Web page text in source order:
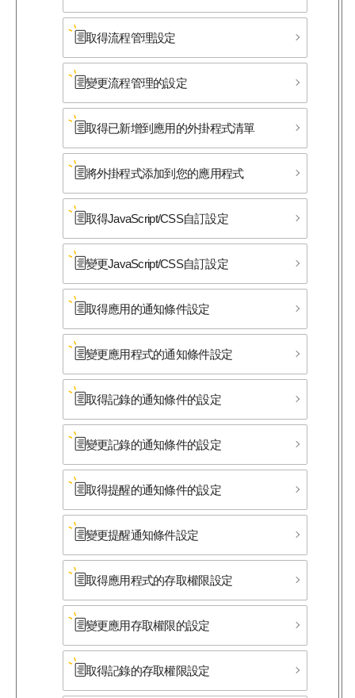
取得流程管理設定
變更流程管理的設定
取得已新增到應用的外掛程式清單
將外掛程式添加到您的應用程式
取得JavaScript/CSS自訂設定
變更JavaScript/CSS自訂設定
取得應用的通知條件設定
變更應用程式的通知條件設定
取得記錄的通知條件的設定
變更記錄的通知條件的設定
取得提醒的通知條件的設定
變更提醒通知條件設定
取得應用程式的存取權限設定
變更應用存取權限的設定
取得記錄的存取權限設定